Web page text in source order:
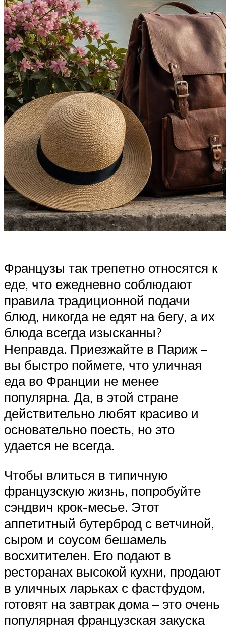
Французы так трепетно относятся к
еде, что ежедневно соблюдают
правила традиционной подачи
блюд, никогда не едят на бегу, а их
блюда всегда изысканны?
Неправда. Приезжайте в Париж –
вы быстро поймете, что уличная
еда во Франции не менее
популярна. Да, в этой стране
действительно любят красиво и
основательно поесть, но это
удается не всегда.
Чтобы влиться в типичную
французскую жизнь, попробуйте
сэндвич крок-месье. Этот
аппетитный бутерброд с ветчиной,
сыром и соусом бешамель
восхитителен. Его подают в
ресторанах высокой кухни, продают
в уличных ларьках с фастфудом,
готовят на завтрак дома – это очень
популярная французская закуска